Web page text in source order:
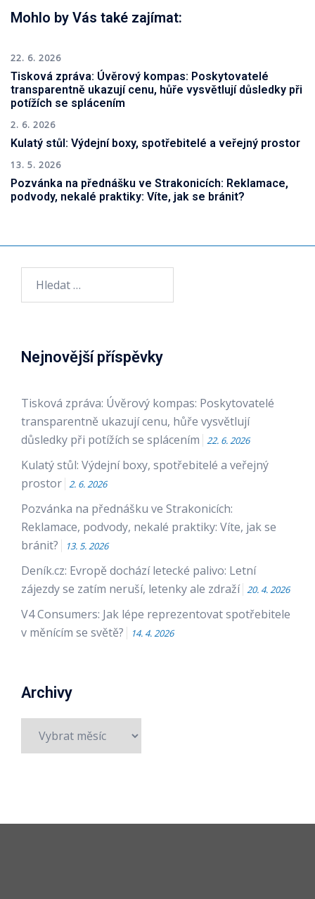
Mohlo by Vás také zajímat:
22. 6. 2026
Tisková zpráva: Úvěrový kompas: Poskytovatelé
transparentně ukazují cenu, hůře vysvětlují důsledky při
potížích se splácením
2. 6. 2026
Kulatý stůl: Výdejní boxy, spotřebitelé a veřejný prostor
13. 5. 2026
Pozvánka na přednášku ve Strakonicích: Reklamace,
podvody, nekalé praktiky: Víte, jak se bránit?
Nejnovější příspěvky
Tisková zpráva: Úvěrový kompas: Poskytovatelé
transparentně ukazují cenu, hůře vysvětlují
důsledky při potížích se splácením
22. 6. 2026
Kulatý stůl: Výdejní boxy, spotřebitelé a veřejný
prostor 2. 6. 2026
Pozvánka na přednášku ve Strakonicích:
Reklamace, podvody, nekalé praktiky: Víte, jak se
bránit?
13. 5. 2026
Deník.cz: Evropě dochází letecké palivo: Letní
zájezdy se zatím neruší, letenky ale zdraží 20. 4. 2026
V4 Consumers: Jak lépe reprezentovat spotřebitele
v měnícím se světě?
14. 4. 2026
Archivy